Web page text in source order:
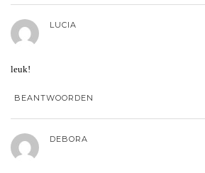
LUCIA
leuk!
BEANTWOORDEN
DEBORA